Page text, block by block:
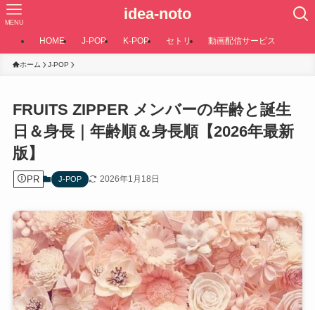
idea-noto
MENU
HOME J-POP K-POP セトリ 動画配信サービス
ホーム J-POP
FRUITS ZIPPER メンバーの年齢と誕生
日＆身長｜年齢順＆身長順【2026年最新
版】
PR J-POP 2026年1月18日